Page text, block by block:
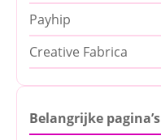
Payhip
Creative Fabrica
Belangrijke pagina’s